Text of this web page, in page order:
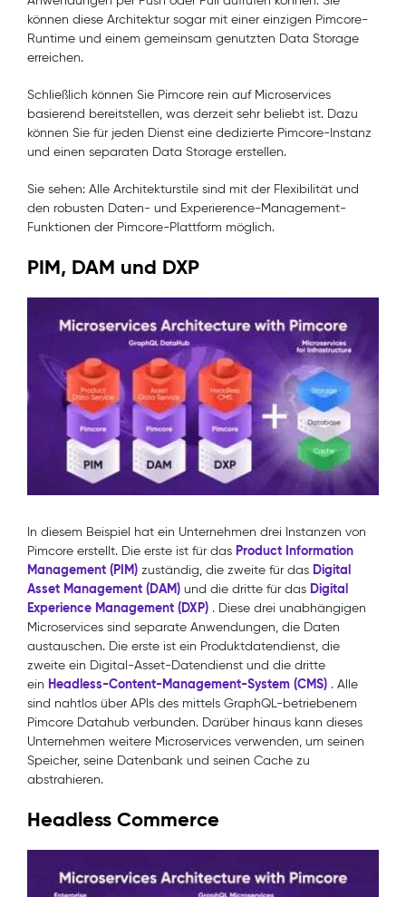
können diese Architektur sogar mit einer einzigen Pimcore-
Runtime und einem gemeinsam genutzten Data Storage
erreichen.
Schließlich können Sie Pimcore rein auf Microservices
basierend bereitstellen, was derzeit sehr beliebt ist. Dazu
können Sie für jeden Dienst eine dedizierte Pimcore-Instanz
und einen separaten Data Storage erstellen.
Sie sehen: Alle Architekturstile sind mit der Flexibilität und
den robusten Daten- und Experierence-Management-
Funktionen der Pimcore-Plattform möglich.
PIM, DAM und DXP
In diesem Beispiel hat ein Unternehmen drei Instanzen von
Pimcore erstellt. Die erste ist für das Product Information
Management (PIM) zuständig, die zweite für das Digital
Asset Management (DAM) und die dritte für das Digital
Experience Management (DXP) . Diese drei unabhängigen
Microservices sind separate Anwendungen, die Daten
austauschen. Die erste ist ein Produktdatendienst, die
zweite ein Digital-Asset-Datendienst und die dritte
ein Headless-Content-Management-System (CMS) . Alle
sind nahtlos über APIs des mittels GraphQL-betriebenem
Pimcore Datahub verbunden. Darüber hinaus kann dieses
Unternehmen weitere Microservices verwenden, um seinen
Speicher, seine Datenbank und seinen Cache zu
abstrahieren.
Headless Commerce